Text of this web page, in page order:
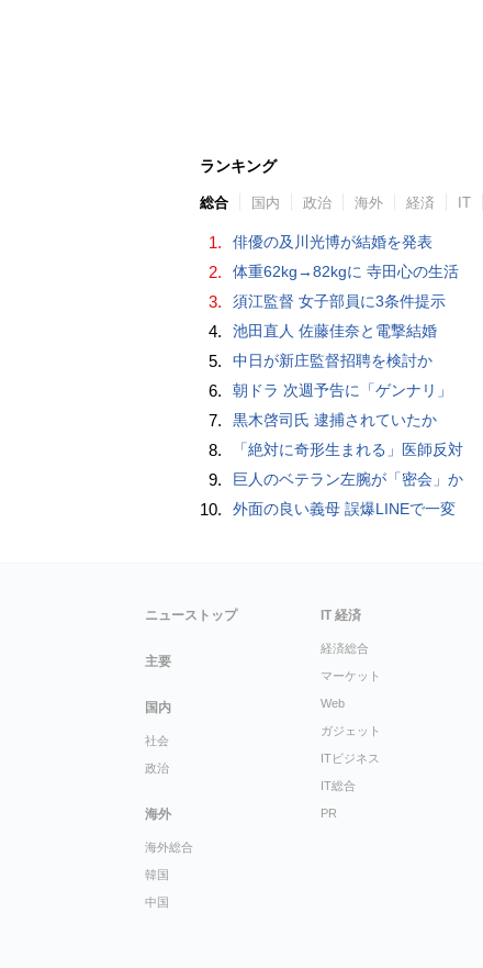
ランキング
総合 国内 政治 海外 経済 IT
1. 俳優の及川光博が結婚を発表
2. 体重62kg→82kgに 寺田心の生活
3. 須江監督 女子部員に3条件提示
4. 池田直人 佐藤佳奈と電撃結婚
5. 中日が新庄監督招聘を検討か
6. 朝ドラ 次週予告に「ゲンナリ」
7. 黒木啓司氏 逮捕されていたか
8. 「絶対に奇形生まれる」医師反対
9. 巨人のベテラン左腕が「密会」か
10. 外面の良い義母 誤爆LINEで一変
ニューストップ
主要
国内
社会
政治
海外
海外総合
韓国
中国
IT 経済
経済総合
マーケット
Web
ガジェット
ITビジネス
IT総合
PR